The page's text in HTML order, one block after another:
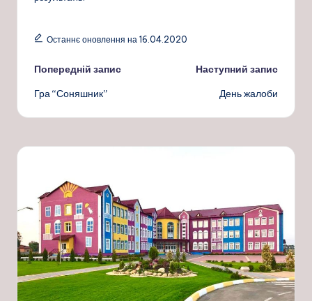
Останнє оновлення на 16.04.2020
Навігація
по
Попередній запис
Гра “Соняшник”
Наступний запис
День жалоби